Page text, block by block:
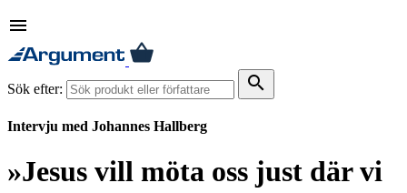
menu
Sök efter: search
Intervju med Johannes Hallberg
»Jesus vill möta oss just där vi